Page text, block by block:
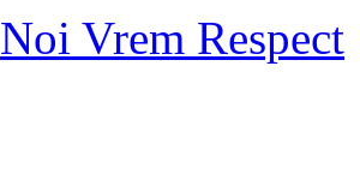
Noi Vrem Respect